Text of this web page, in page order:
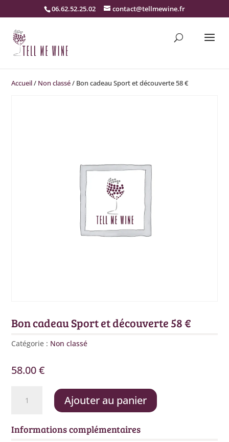
06.62.52.25.02 contact@tellmewine.fr
Accueil/ Non classé/ Bon cadeau Sport et découverte 58 €
Bon cadeau Sport et découverte 58 €
Catégorie : Non classé
58.00€
cadeau
Sport
Ajouter au panier
Informations complémentaires